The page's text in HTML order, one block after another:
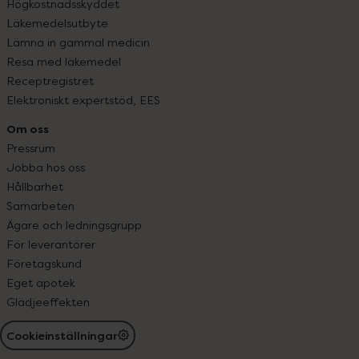
Högkostnadsskyddet
Läkemedelsutbyte
Lämna in gammal medicin
Resa med läkemedel
Receptregistret
Elektroniskt expertstöd, EES
Om oss
Pressrum
Jobba hos oss
Hållbarhet
Samarbeten
Ägare och ledningsgrupp
För leverantörer
Företagskund
Eget apotek
Glädjeeffekten
Cookieinställningar